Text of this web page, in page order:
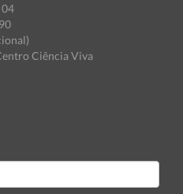
04
Ciência Viva